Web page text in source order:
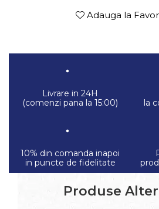
Adauga la
Livrare in 24H
(comenzi pana la 15:00)
la
10% din comanda inapoi
in puncte de fidelitate
Produse